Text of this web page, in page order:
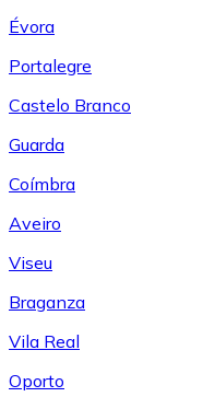
Évora
Portalegre
Castelo Branco
Guarda
Coímbra
Aveiro
Viseu
Braganza
Vila Real
Oporto